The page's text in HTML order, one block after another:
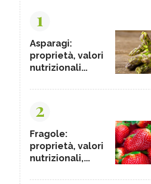
1
Asparagi:
proprietà, valori
nutrizionali...
2
Fragole:
proprietà, valori
nutrizionali,...